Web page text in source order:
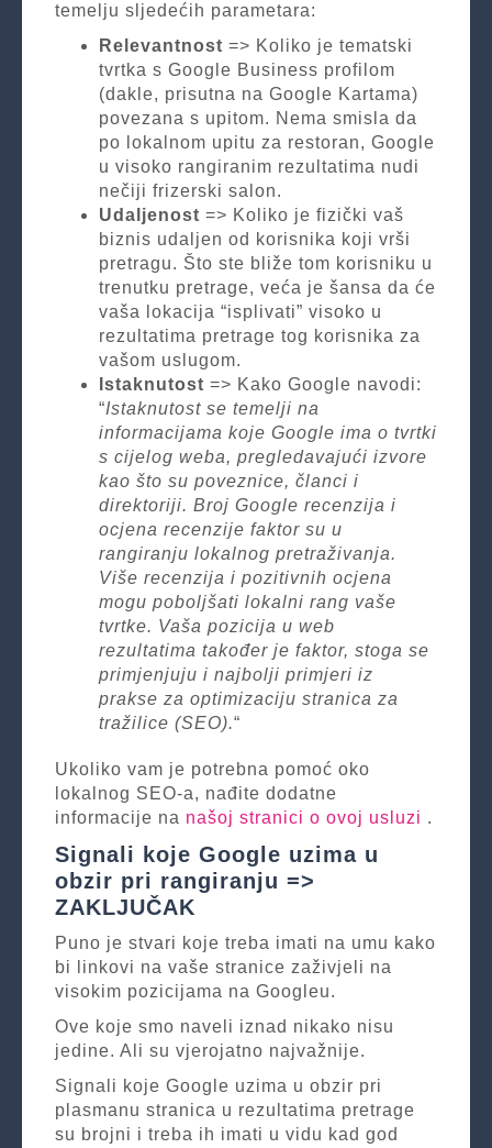
temelju sljedećih parametara:
Relevantnost => Koliko je tematski
tvrtka s Google Business profilom
(dakle, prisutna na Google Kartama)
povezana s upitom. Nema smisla da
po lokalnom upitu za restoran, Google
u visoko rangiranim rezultatima nudi
nečiji frizerski salon.
Udaljenost => Koliko je fizički vaš
biznis udaljen od korisnika koji vrši
pretragu. Što ste bliže tom korisniku u
trenutku pretrage, veća je šansa da će
vaša lokacija “isplivati” visoko u
rezultatima pretrage tog korisnika za
vašom uslugom.
Istaknutost => Kako Google navodi:
“Istaknutost se temelji na
informacijama koje Google ima o tvrtki
s cijelog weba, pregledavajući izvore
kao što su poveznice, članci i
direktoriji. Broj Google recenzija i
ocjena recenzije faktor su u
rangiranju lokalnog pretraživanja.
Više recenzija i pozitivnih ocjena
mogu poboljšati lokalni rang vaše
tvrtke. Vaša pozicija u web
rezultatima također je faktor, stoga se
primjenjuju i najbolji primjeri iz
prakse za optimizaciju stranica za
tražilice (SEO).“
Ukoliko vam je potrebna pomoć oko
lokalnog SEO-a, nađite dodatne
informacije na našoj stranici o ovoj usluzi .
Signali koje Google uzima u
obzir pri rangiranju =>
ZAKLJUČAK
Puno je stvari koje treba imati na umu kako
bi linkovi na vaše stranice zaživjeli na
visokim pozicijama na Googleu.
Ove koje smo naveli iznad nikako nisu
jedine. Ali su vjerojatno najvažnije.
Signali koje Google uzima u obzir pri
plasmanu stranica u rezultatima pretrage
su brojni i treba ih imati u vidu kad god